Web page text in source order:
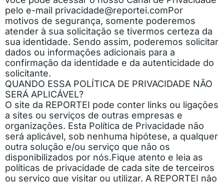
pelo e-mail privacidade@reportei.comPor
motivos de segurança, somente poderemos
atender à sua solicitação se tivermos certeza da
sua identidade. Sendo assim, poderemos solicitar
dados ou informações adicionais para a
confirmação da identidade e da autenticidade do
solicitante.
QUANDO ESSA POLÍTICA DE PRIVACIDADE NÃO
SERÁ APLICÁVEL?
O site da REPORTEI pode conter links ou ligações
a sites ou serviços de outras empresas e
organizações. Esta Política de Privacidade não
será aplicável, sob nenhuma hipótese, a qualquer
outra solução e/ou serviço que não os
disponibilizados por nós.Fique atento e leia as
políticas de privacidade de cada site de terceiros
ou serviço que visitar ou utilizar. A REPORTEI não